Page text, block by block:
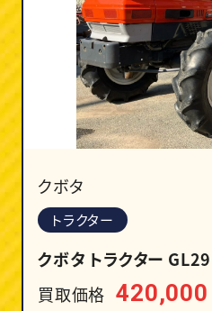
クボタ
トラクター
クボタ トラクター GL29
買取価格 420,000